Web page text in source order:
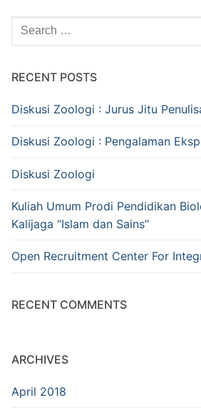
Search
for:
RECENT POSTS
Diskusi Zoologi : Jurus Jitu
Diskusi Zoologi : Pengalaman
Diskusi Zoologi
Kuliah Umum Prodi Pendidikan
Kalijaga “Islam dan Sains”
Open Recruitment Center For
RECENT COMMENTS
ARCHIVES
April 2018